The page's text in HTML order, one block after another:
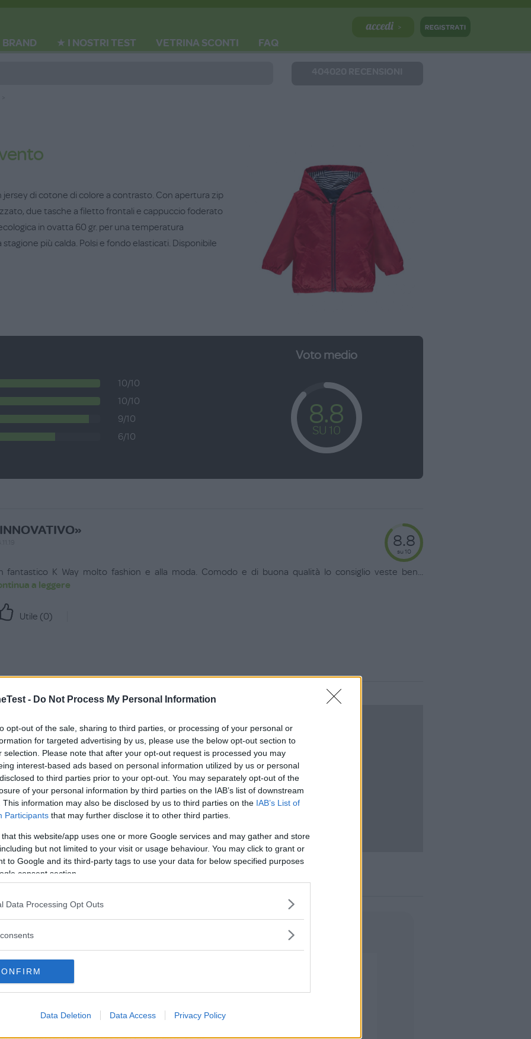
- Do Not Process My Personal Information
opt-out of the sale, sharing to third parties, or processing of your personal or
for targeted advertising by us, please use the below opt-out section to
selection. Please note that after your opt-out request is processed you may
interest-based ads based on personal information utilized by us or personal
to third parties prior to your opt-out. You may separately opt-out of the
of your personal information by third parties on the IAB’s list of downstream
This information may also be disclosed by us to third parties on the IAB’s List of
Participants that may further disclose it to other third parties.
that this website/app uses one or more Google services and may gather and store
but not limited to your visit or usage behaviour. You may click to grant or
to Google and its third-party tags to use your data for below specified purposes
consent section.
Data Processing Opt Outs
Data Deletion Data Access Privacy Policy
BRAND ★ I NOSTRI TEST VETRINA SCONTI
FAQ
di cotone di colore a contrasto. Con apertura zip
due tasche a filetto frontali e cappuccio foderato
in ovatta 60 gr. per una temperatura
più calda. Polsi e fondo elasticati. Disponibile
dai 3 mesi a 3 anni.
10/10
10/10
9/10
6/10
Voto medio
8.8
SU 10
8.8
su 10
fantastico K Way molto fashion e alla moda. Comodo e di buona qualità lo consiglio veste ben...
a leggere
Utile (0)
a
LOGIN
Password dimenticata?
Biologico
Unita
di altissima qualità, morbido e traspirante. La